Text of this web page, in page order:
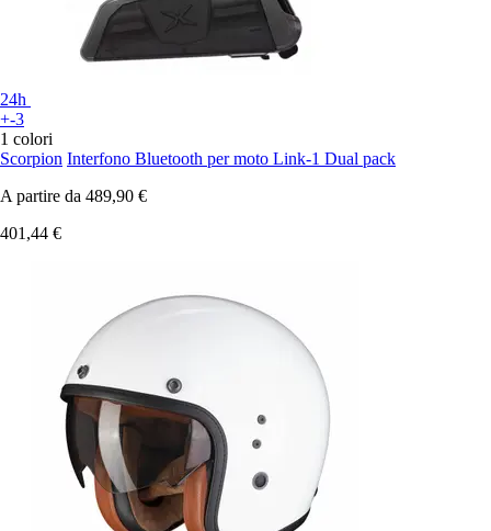
24h
+-3
1 colori
Scorpion Interfono Bluetooth per moto Link-1 Dual pack
A partire da 489,90 €
401,44 €